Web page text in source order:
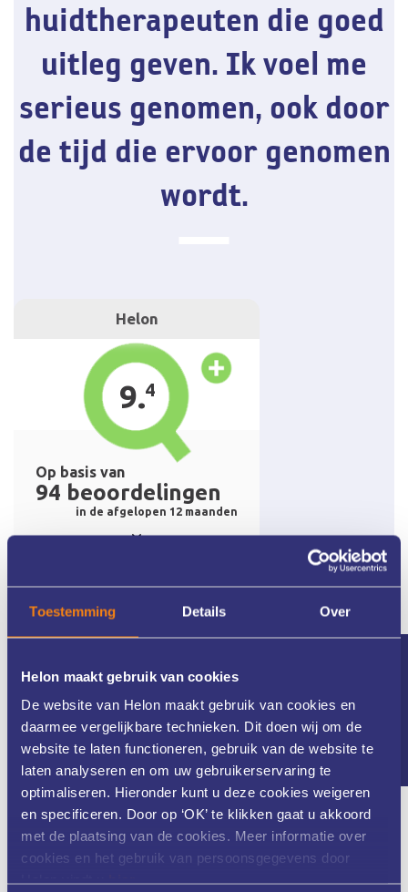
Toestemming Details Over
Helon maakt gebruik van cookies
De website van Helon maakt gebruik van cookies en
daarmee vergelijkbare technieken. Dit doen wij om de
website te laten functioneren, gebruik van de website te
laten analyseren en om uw gebruikerservaring te
optimaliseren. Hieronder kunt u deze cookies weigeren
en specificeren. Door op ‘OK’ te klikken gaat u akkoord
met de plaatsing van de cookies. Meer informatie over
cookies en het gebruik van persoonsgegevens door
Helon vindt uhier.
huidtherapeuten die goed
uitleg geven. Ik voel me
serieus genomen, ook door
de tijd die ervoor genomen
wordt.
Meer dan 25 jaar ervaring